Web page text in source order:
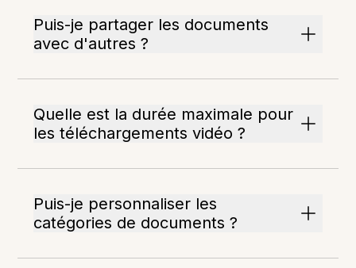
Puis-je partager les documents
avec d'autres ?
Quelle est la durée maximale pour
les téléchargements vidéo ?
Puis-je personnaliser les
catégories de documents ?